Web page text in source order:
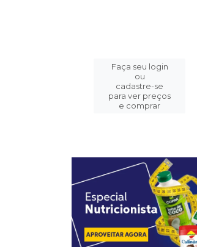
Faça seu login
ou
cadastre-se
para ver preços
e comprar